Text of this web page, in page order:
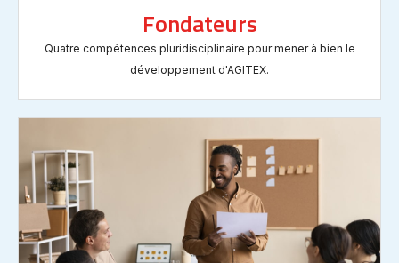
Fondateurs
Quatre compétences pluridisciplinaire pour mener à bien le
développement d'AGITEX.